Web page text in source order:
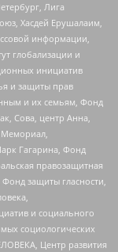
Лига
Хасдей Ерушалаим,
информации,
глобализации и
инициатив
и защиты прав
и их семьям, Фонд
Сова, центр Анна,
Мемориал,
Гагарина, Фонд
правозащитная
защиты гласности,
и социального
социологических
Центр развития